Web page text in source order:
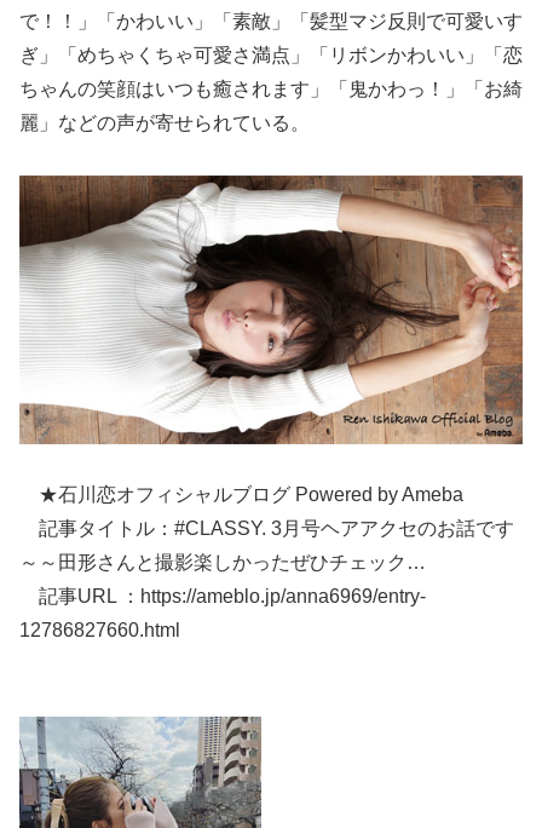
で！！」「かわいい」「素敵」「髪型マジ反則で可愛いす
ぎ」「めちゃくちゃ可愛さ満点」「リボンかわいい」「恋
ちゃんの笑顔はいつも癒されます」「鬼かわっ！」「お綺
麗」などの声が寄せられている。
★石川恋オフィシャルブログ Powered by Ameba
記事タイトル：#CLASSY. 3月号ヘアアクセのお話です
～～田形さんと撮影楽しかったぜひチェック…
記事URL ：https://ameblo.jp/anna6969/entry-
12786827660.html